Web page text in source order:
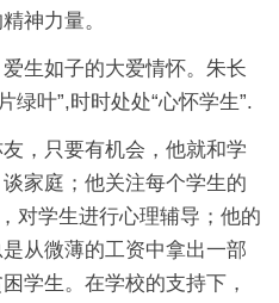
神力量。
生如子的大爱情怀。朱长
绿叶”,时时处处“心怀学生”.
，只要有机会，他就和学
家庭；他关注每个学生的
对学生进行心理辅导；他的
从微薄的工资中拿出一部
学生。在学校的支持下，